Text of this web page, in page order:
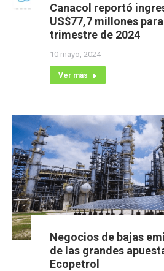
Canacol reportó
US$77,7 millones
trimestre de 2024
10 mayo, 2024
Ver más
Negocios de bajas
de las grandes
Ecopetrol